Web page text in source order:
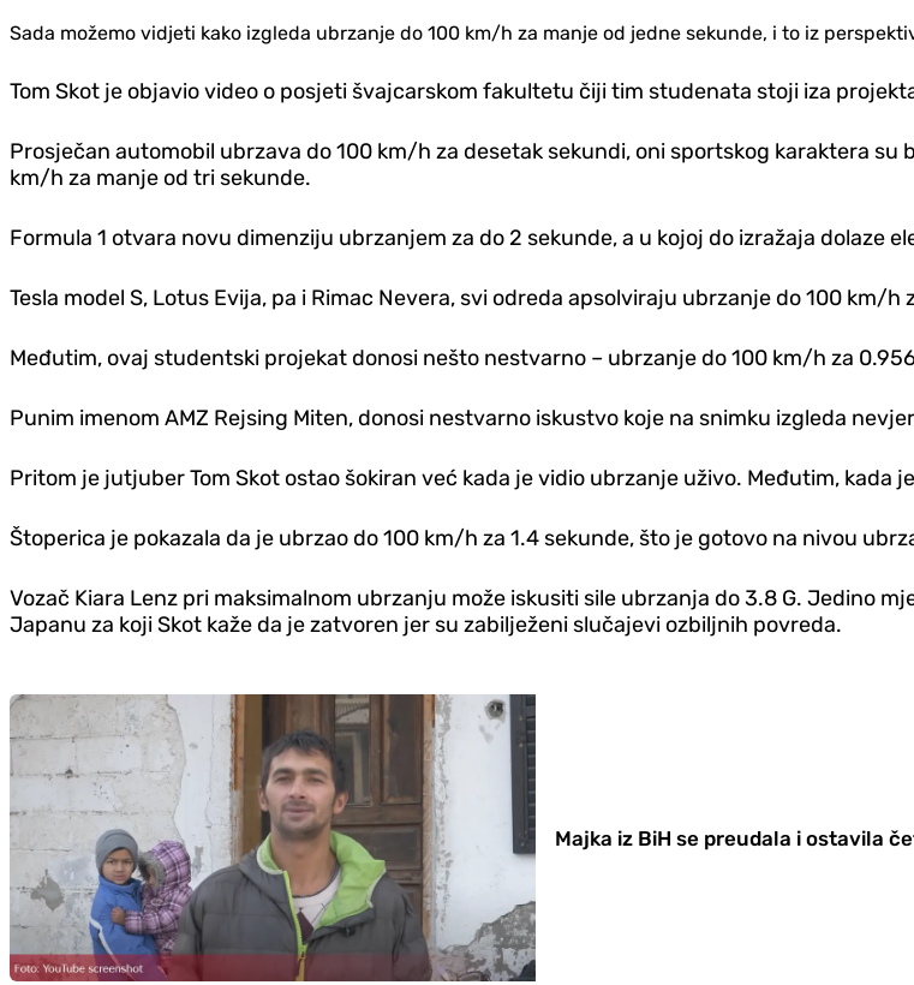
Sada možemo vidjeti kako izgleda ubrzanje do 100 km/h za manje od jedne sekunde, i to iz
Tom Skot je objavio video o posjeti švajcarskom fakultetu čiji tim studenata stoji iza
Prosječan automobil ubrzava do 100 km/h za desetak sekundi, oni sportskog karaktera
km/h za manje od tri sekunde.
Formula 1 otvara novu dimenziju ubrzanjem za do 2 sekunde, a u kojoj do izražaja dolaze
Tesla model S, Lotus Evija, pa i Rimac Nevera, svi odreda apsolviraju ubrzanje do 100 km/h
Međutim, ovaj studentski projekat donosi nešto nestvarno – ubrzanje do 100 km/h za
Punim imenom AMZ Rejsing Miten, donosi nestvarno iskustvo koje na snimku izgleda
Pritom je jutjuber Tom Skot ostao šokiran već kada je vidio ubrzanje uživo. Međutim, kada
Štoperica je pokazala da je ubrzao do 100 km/h za 1.4 sekunde, što je gotovo na nivou
Vozač Kiara Lenz pri maksimalnom ubrzanju može iskusiti sile ubrzanja do 3.8 G. Jedino
Japanu za koji Skot kaže da je zatvoren jer su zabilježeni slučajevi ozbiljnih povreda.
Majka iz BiH se preudala i ostavila